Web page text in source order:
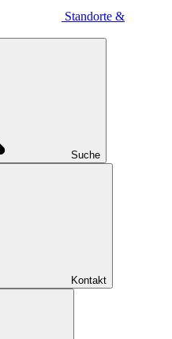
Standorte &
Suche
Kontakt